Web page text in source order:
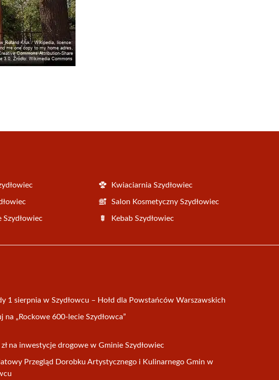
Kwiaciarnia Szydłowiec
Salon Kosmetyczny Szydłowiec
Szydłowiec Kebab Szydłowiec
1 sierpnia w Szydłowcu – Hołd dla Powstańców Warszawskich
na „Rockowe 600-lecie Szydłowca”
na inwestycje drogowe w Gminie Szydłowiec
Przegląd Dorobku Artystycznego i Kulinarnego Gmin w